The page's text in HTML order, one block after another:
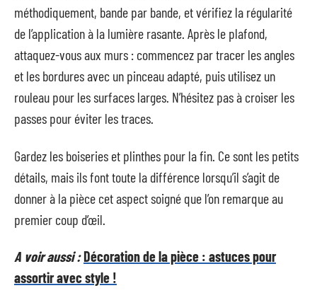
méthodiquement, bande par bande, et vérifiez la régularité
de l’application à la lumière rasante. Après le plafond,
attaquez-vous aux murs : commencez par tracer les angles
et les bordures avec un pinceau adapté, puis utilisez un
rouleau pour les surfaces larges. N’hésitez pas à croiser les
passes pour éviter les traces.
Gardez les boiseries et plinthes pour la fin. Ce sont les petits
détails, mais ils font toute la différence lorsqu’il s’agit de
donner à la pièce cet aspect soigné que l’on remarque au
premier coup d’œil.
A voir aussi :Décoration de la pièce : astuces pour
assortir avec style !